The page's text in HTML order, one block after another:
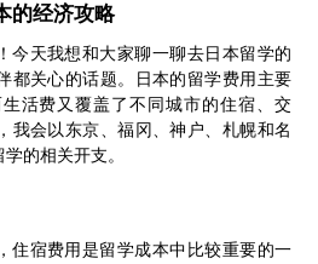
的经济攻略
今天我想和大家聊一聊去日本留学的
都关心的话题。日本的留学费用主要
活费又覆盖了不同城市的住宿、交
我会以东京、福冈、神户、札幌和名
的相关开支。
住宿费用是留学成本中比较重要的一